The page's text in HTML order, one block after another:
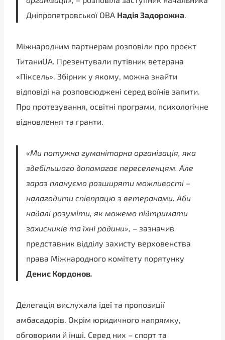
Дніпропетровської ОВА Надія Задорожна.
Міжнародним партнерам розповіли про проєкт
ТитаниUA. Презентували путівник ветерана
«Піксель». Збірник у якому, можна знайти
відповіді на розповсюджені серед воїнів запити.
Про протезування, освітні програми, психологічне
відновлення та гранти.
«Ми потужна гуманітарна організація, яка
здебільшого допомагає переселенцям. Але
зараз плануємо розширяти можливості –
налагодити співпрацю з ветеранами. Аби
надалі розуміти, як можемо підтримати
захисників та їхні родини», – зазначив
представник відділу захисту верховенства
права Міжнародного комітету порятунку
Денис Кордонов.
Делегація вислухала ідеї та пропозиції
амбасадорів. Окрім юридичного напрямку,
обговорили й інші. Серед них – спорт та